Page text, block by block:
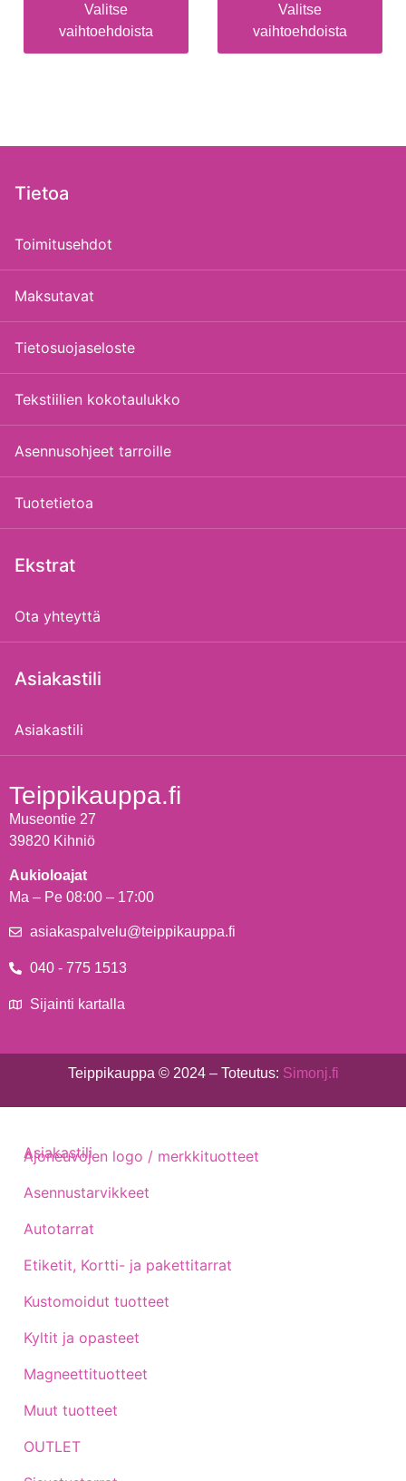
Valitse
vaihtoehdoista
Valitse
vaihtoehdoista
Tietoa
Toimitusehdot
Maksutavat
Tietosuojaseloste
Tekstiilien kokotaulukko
Asennusohjeet tarroille
Tuotetietoa
Ekstrat
Ota yhteyttä
Asiakastili
Asiakastili
Teippikauppa.fi
Museontie 27
39820 Kihniö
Aukioloajat
Ma – Pe 08:00 – 17:00
asiakaspalvelu@teippikauppa.fi
040 - 775 1513
Sijainti kartalla
Teippikauppa © 2024 – Toteutus: Simonj.fi
Ajoneuvojen logo / merkkituotteet
Asennustarvikkeet
Autotarrat
Etiketit, Kortti- ja pakettitarrat
Kustomoidut tuotteet
Kyltit ja opasteet
Magneettituotteet
Muut tuotteet
OUTLET
Asiakastili